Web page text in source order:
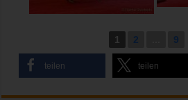
1 2 9
teilen teilen